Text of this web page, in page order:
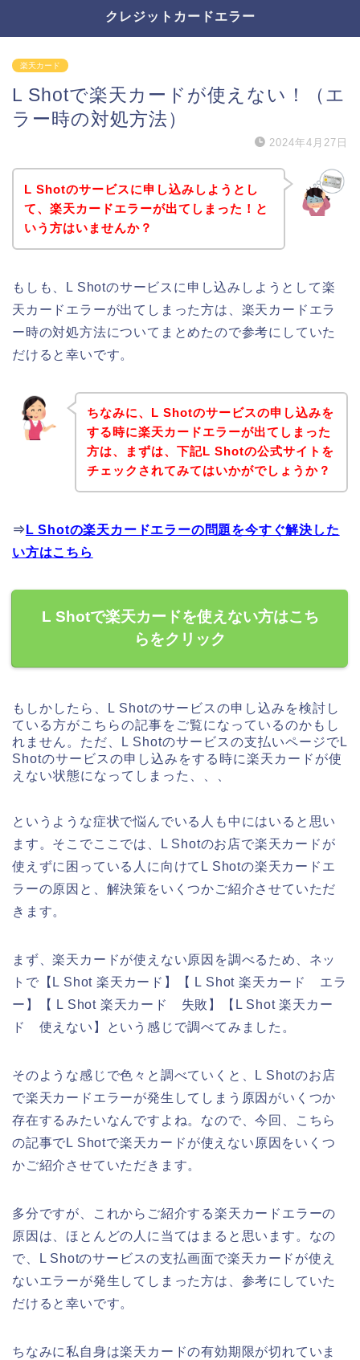
クレジットカードエラー
楽天カード
L Shotで楽天カードが使えない！（エ
ラー時の対処方法）
2024年4月27日
L Shotのサービスに申し込みしようとし
て、楽天カードエラーが出てしまった！と
いう方はいませんか？
もしも、L Shotのサービスに申し込みしようとして楽
天カードエラーが出てしまった方は、楽天カードエラ
ー時の対処方法についてまとめたので参考にしていた
だけると幸いです。
ちなみに、L Shotのサービスの申し込みを
する時に楽天カードエラーが出てしまった
方は、まずは、下記L Shotの公式サイトを
チェックされてみてはいかがでしょうか？
⇒ L Shotの楽天カードエラーの問題を今すぐ解決した
い方はこちら
L Shotで楽天カードを使えない方はこち
らをクリック
もしかしたら、L Shotのサービスの申し込みを検討し
ている方がこちらの記事をご覧になっているのかもし
れません。ただ、L Shotのサービスの支払いページでL
Shotのサービスの申し込みをする時に楽天カードが使
えない状態になってしまった、、、
というような症状で悩んでいる人も中にはいると思い
ます。そこでここでは、L Shotのお店で楽天カードが
使えずに困っている人に向けてL Shotの楽天カードエ
ラーの原因と、解決策をいくつかご紹介させていただ
きます。
まず、楽天カードが使えない原因を調べるため、ネッ
トで【L Shot 楽天カード】【 L Shot 楽天カード エラ
ー】【 L Shot 楽天カード 失敗】【L Shot 楽天カー
ド 使えない】という感じで調べてみました。
そのような感じで色々と調べていくと、L Shotのお店
で楽天カードエラーが発生してしまう原因がいくつか
存在するみたいなんですよね。なので、今回、こちら
の記事でL Shotで楽天カードが使えない原因をいくつ
かご紹介させていただきます。
多分ですが、これからご紹介する楽天カードエラーの
原因は、ほとんどの人に当てはまると思います。なの
で、L Shotのサービスの支払画面で楽天カードが使え
ないエラーが発生してしまった方は、参考にしていた
だけると幸いです。
ちなみに私自身は楽天カードの有効期限が切れていま